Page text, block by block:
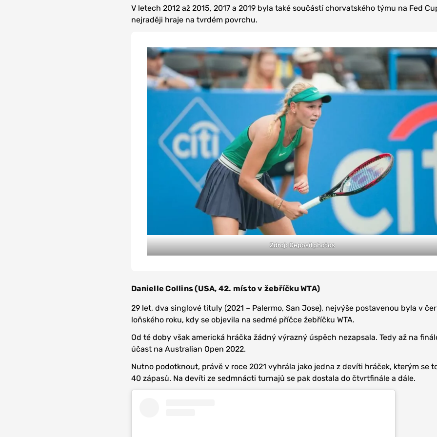
V letech 2012 až 2015, 2017 a 2019 byla také součástí chorvatského týmu na Fed
nejraději hraje na tvrdém povrchu.
Zdroj: Depositphotos
Danielle Collins (USA, 42. místo v žebříčku WTA)
29 let, dva singlové tituly (2021 – Palermo, San Jose), nejvýše postavenou byla v
loňského roku, kdy se objevila na sedmé příčce žebříčku WTA.
Od té doby však americká hráčka žádný výrazný úspěch nezapsala. Tedy až na
účast na Australian Open 2022.
Nutno podotknout, právě v roce 2021 vyhrála jako jedna z devíti hráček, kterým se
40 zápasů. Na devíti ze sedmnácti turnajů se pak dostala do čtvrtfinále a dále.